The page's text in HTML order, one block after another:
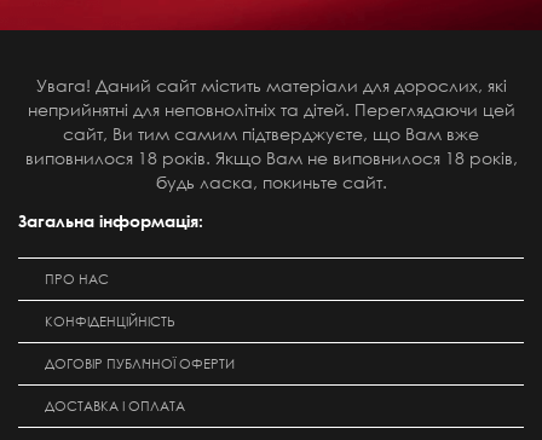
Увага! Даний сайт містить матеріали для дорослих, які
неприйнятні для неповнолітніх та дітей. Переглядаючи цей
сайт, Ви тим самим підтверджуєте, що Вам вже
виповнилося 18 років. Якщо Вам не виповнилося 18 років,
будь ласка, покиньте сайт.
Загальна інформація:
ПРО НАС
КОНФІДЕНЦІЙНІСТЬ
ДОГОВІР ПУБЛІЧНОЇ ОФЕРТИ
ДОСТАВКА І ОПЛАТА